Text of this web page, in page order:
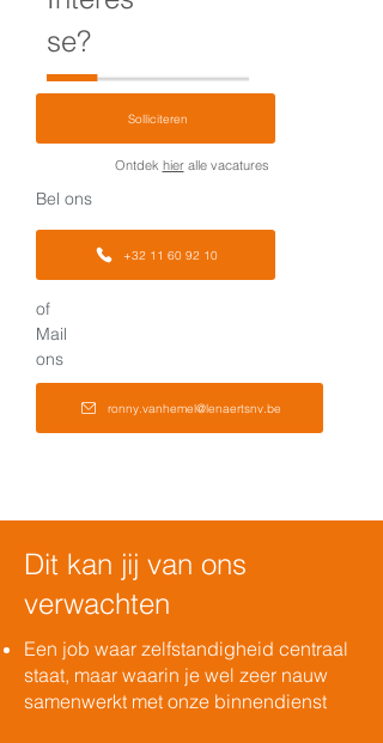
se?
Solliciteren
Ontdek hieralle vacatures
Bel ons
+32 11 60 92 10
of
Mail
ons
ronny.vanhemel@lenaertsnv.be
Dit kan jij van ons
verwachten
Een job waar zelfstandigheid centraal
staat, maar waarin je wel zeer nauw
samenwerkt met onze binnendienst